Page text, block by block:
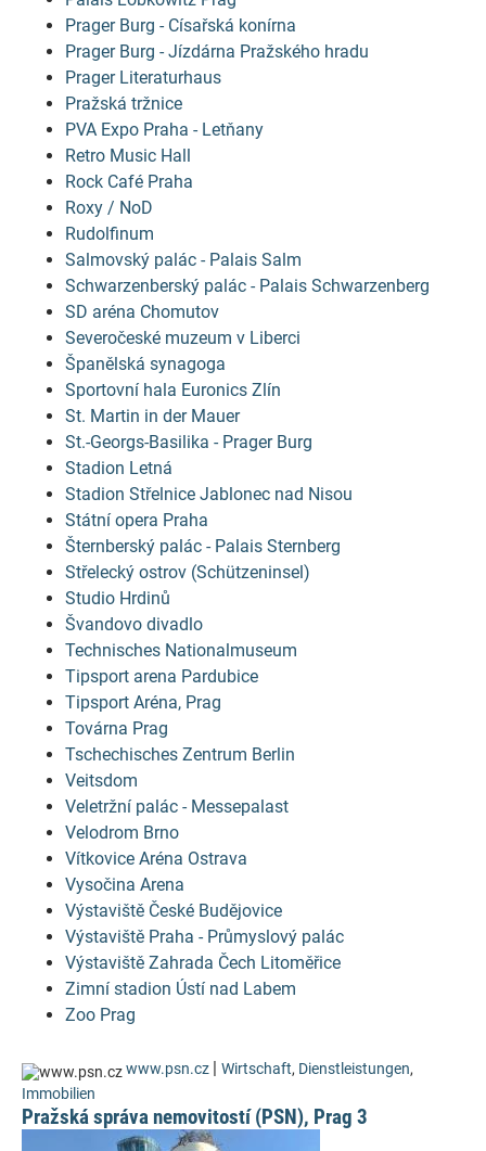
Prager Burg - Císařská konírna
Prager Burg - Jízdárna Pražského hradu
Prager Literaturhaus
Pražská tržnice
PVA Expo Praha - Letňany
Retro Music Hall
Rock Café Praha
Roxy / NoD
Rudolfinum
Salmovský palác - Palais Salm
Schwarzenberský palác - Palais Schwarzenberg
SD aréna Chomutov
Severočeské muzeum v Liberci
Španělská synagoga
Sportovní hala Euronics Zlín
St. Martin in der Mauer
St.-Georgs-Basilika - Prager Burg
Stadion Letná
Stadion Střelnice Jablonec nad Nisou
Státní opera Praha
Šternberský palác - Palais Sternberg
Střelecký ostrov (Schützeninsel)
Studio Hrdinů
Švandovo divadlo
Technisches Nationalmuseum
Tipsport arena Pardubice
Tipsport Aréna, Prag
Továrna Prag
Tschechisches Zentrum Berlin
Veitsdom
Veletržní palác - Messepalast
Velodrom Brno
Vítkovice Aréna Ostrava
Vysočina Arena
Výstaviště České Budějovice
Výstaviště Praha - Průmyslový palác
Výstaviště Zahrada Čech Litoměřice
Zimní stadion Ústí nad Labem
Zoo Prag
www.psn.cz | Wirtschaft, Dienstleistungen,
Immobilien
Pražská správa nemovitostí (PSN), Prag 3